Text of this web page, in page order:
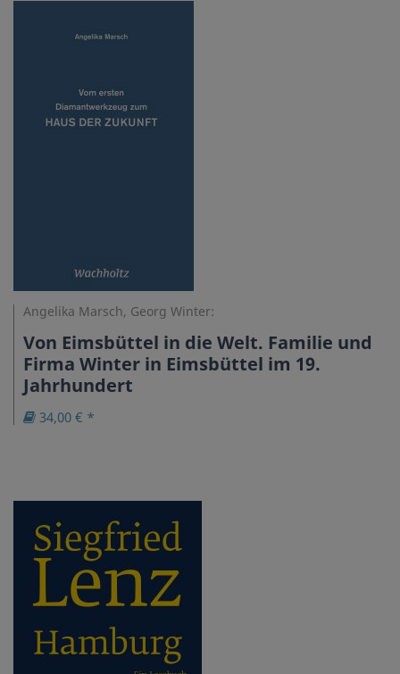
Angelika Marsch, Georg Winter:
Von Eimsbüttel in die Welt. Familie und
Firma Winter in Eimsbüttel im 19.
Jahrhundert
34,00 € *